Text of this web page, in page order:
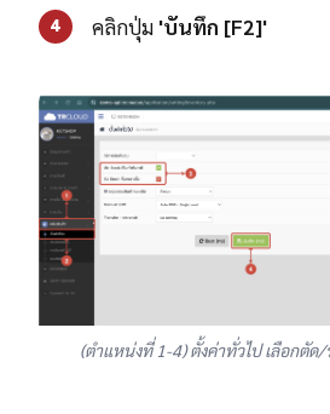
4 คลิกปุ่ม 'บันทึก [F2]'
(ตำแหน่งที่ 1-4) ตั้งค่าทั่วไป เลือกตั